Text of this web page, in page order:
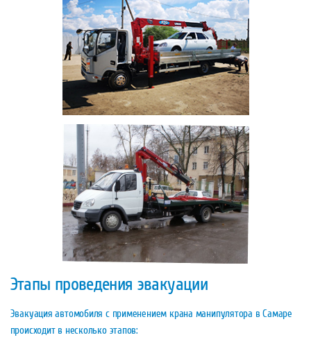
Этапы проведения эвакуации
Эвакуация автомобиля с применением крана манипулятора в Самаре
происходит в несколько этапов: